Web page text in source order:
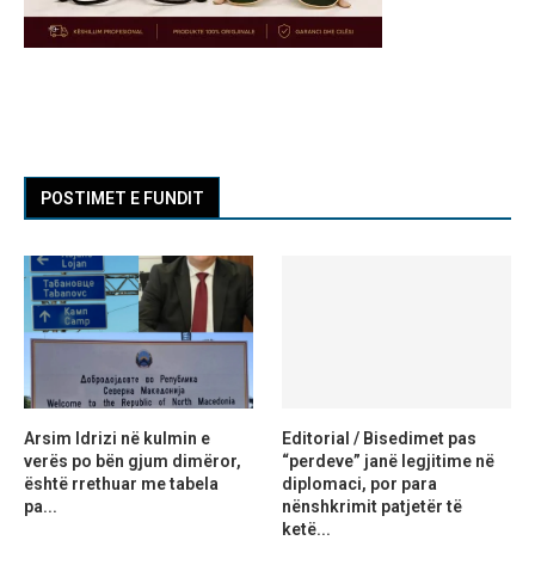
POSTIMET E FUNDIT
Arsim Idrizi në kulmin e
verës po bën gjum dimëror,
është rrethuar me tabela
pa...
Editorial / Bisedimet pas
“perdeve” janë legjitime në
diplomaci, por para
nënshkrimit patjetër të
ketë...